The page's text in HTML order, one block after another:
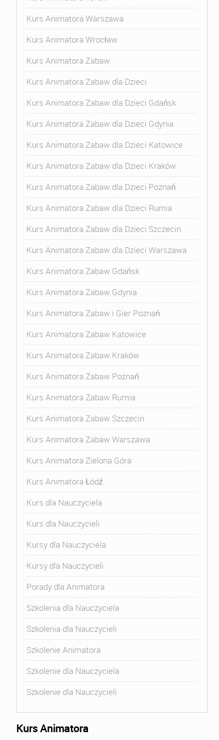
Kurs Animatora Warszawa
Kurs Animatora Wrocław
Kurs Animatora Zabaw
Kurs Animatora Zabaw dla Dzieci
Kurs Animatora Zabaw dla Dzieci Gdańsk
Kurs Animatora Zabaw dla Dzieci Gdynia
Kurs Animatora Zabaw dla Dzieci Katowice
Kurs Animatora Zabaw dla Dzieci Kraków
Kurs Animatora Zabaw dla Dzieci Poznań
Kurs Animatora Zabaw dla Dzieci Rumia
Kurs Animatora Zabaw dla Dzieci Szczecin
Kurs Animatora Zabaw dla Dzieci Warszawa
Kurs Animatora Zabaw Gdańsk
Kurs Animatora Zabaw Gdynia
Kurs Animatora Zabaw i Gier Poznań
Kurs Animatora Zabaw Katowice
Kurs Animatora Zabaw Kraków
Kurs Animatora Zabaw Poznań
Kurs Animatora Zabaw Rumia
Kurs Animatora Zabaw Szczecin
Kurs Animatora Zabaw Warszawa
Kurs Animatora Zielona Góra
Kurs Animatora Łódź
Kurs dla Nauczyciela
Kurs dla Nauczycieli
Kursy dla Nauczyciela
Kursy dla Nauczycieli
Porady dla Animatora
Szkolenia dla Nauczyciela
Szkolenia dla Nauczycieli
Szkolenie Animatora
Szkolenie dla Nauczyciela
Szkolenie dla Nauczycieli
Kurs Animatora